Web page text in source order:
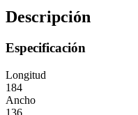
Descripción
Especificación
Longitud
184
Ancho
136